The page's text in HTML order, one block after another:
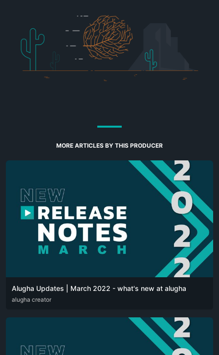
MORE ARTICLES BY THIS PRODUCER
Alugha Updates | March 2022 - what's new at alugha
DEU ENG
alugha creator